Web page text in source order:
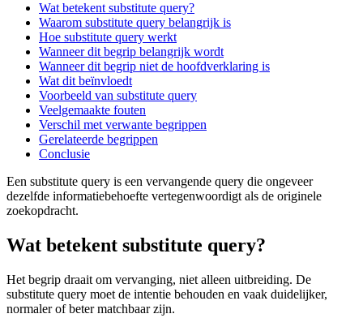
Wat betekent substitute query?
Waarom substitute query belangrijk is
Hoe substitute query werkt
Wanneer dit begrip belangrijk wordt
Wanneer dit begrip niet de hoofdverklaring is
Wat dit beïnvloedt
Voorbeeld van substitute query
Veelgemaakte fouten
Verschil met verwante begrippen
Gerelateerde begrippen
Conclusie
Een substitute query is een vervangende query die ongeveer
dezelfde informatiebehoefte vertegenwoordigt als de originele
zoekopdracht.
Wat betekent substitute query?
Het begrip draait om vervanging, niet alleen uitbreiding. De
substitute query moet de intentie behouden en vaak duidelijker,
normaler of beter matchbaar zijn.